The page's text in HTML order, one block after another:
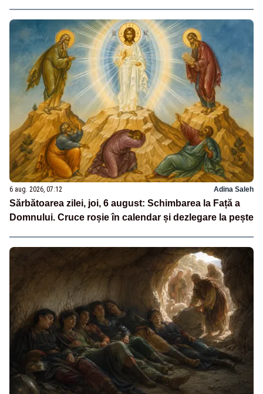
6 aug. 2026, 07:12 Adina Saleh
Sărbătoarea zilei, joi, 6 august: Schimbarea la Față a
Domnului. Cruce roșie în calendar și dezlegare la pește